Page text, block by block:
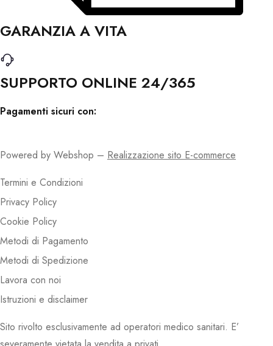
GARANZIA A VITA
SUPPORTO ONLINE 24/365
Pagamenti sicuri con:
Powered by Webshop – Realizzazione sito E-commerce
Termini e Condizioni
Privacy Policy
Cookie Policy
Metodi di Pagamento
Metodi di Spedizione
Lavora con noi
Istruzioni e disclaimer
Sito rivolto esclusivamente ad operatori medico sanitari. E’